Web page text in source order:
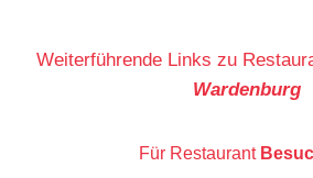
Weiterführende Links zu
Wardenburg
Für Restaurant